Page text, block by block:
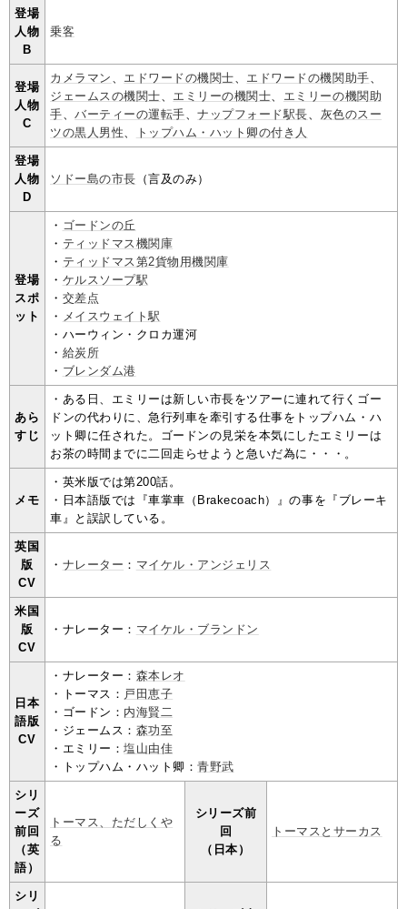
登場
人物
B
乗客
登場
人物
C
カメラマン エドワードの機関士 エドワードの機関助手
ジェームスの機関士
エミリーの機関士
エミリーの機関助
手 、バーティーの運転手 、ナップフォード駅長
灰色のスー
ツの黒人男性
トップハム・ハット卿の付き人
登場
人物
D
ソドー島の市長 （言及のみ）
登場
スポ
ット
・ ゴードンの丘
・ ティッドマス機関庫
・ ティッドマス第2貨物用機関庫
・ ケルスソープ駅
・ 交差点
・ メイスウェイト駅
・ハーウィン・クロカ運河
・ 給炭所
・ ブレンダム港
あら
すじ
・ある日、エミリーは新しい市長をツアーに連れて行くゴー
ドンの代わりに、急行列車を牽引する仕事をトップハム・ハ
ット卿に任された。ゴードンの見栄を本気にしたエミリーは
お茶の時間までに二回走らせようと急いだ為に・・・。
メモ
・英米版では第200話。
・日本語版では『車掌車（Brakecoach）』の事を『ブレーキ
車』と誤訳している。
英国
版
CV
・ ナレーター ： マイケル・アンジェリス
米国
版
CV
・ナレーター： マイケル・ブランドン
日本
語版
CV
・ナレーター： 森本レオ
・トーマス： 戸田恵子
・ゴードン： 内海賢二
・ジェームス： 森功至
・エミリー：塩山由佳
・トップハム・ハット卿：青野武
シリ
ーズ
前回
（英
語）
トーマス、ただしくや
る
シリーズ前
回
（日本）
トーマスとサーカス
シリ